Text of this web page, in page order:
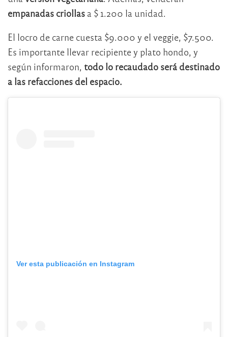
empanadas criollas a $ 1.200 la unidad.
El locro de carne cuesta $9.000 y el veggie, $7.500.
Es importante llevar recipiente y plato hondo, y
según informaron, todo lo recaudado será destinado
a las refacciones del espacio.
Ver esta publicación en Instagram